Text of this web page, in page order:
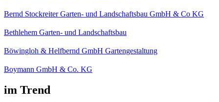
Bernd Stockreiter Garten- und Landschaftsbau GmbH & Co KG
Bethlehem Garten- und Landschaftsbau
Böwingloh & Helfbernd GmbH Gartengestaltung
Boymann GmbH & Co. KG
im Trend